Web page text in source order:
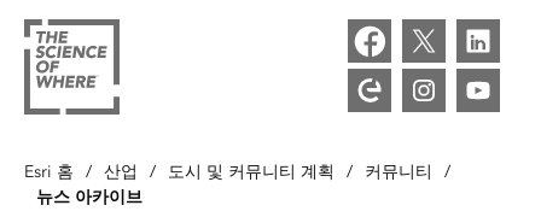
Esri 홈 / 산업 / 도시 및 커뮤니티 계획 / 커뮤니티 /
뉴스 아카이브